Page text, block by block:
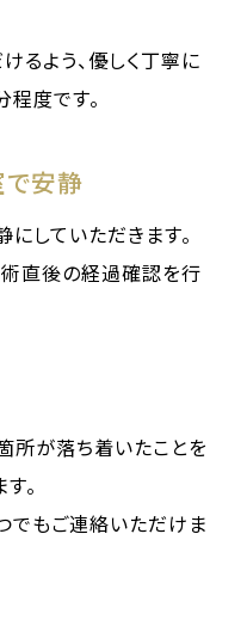
るよう、優しく丁寧に
度です。
で安静
していただきます。
術直後の経過確認を行
所が落ち着いたことを
。
でもご連絡いただけま